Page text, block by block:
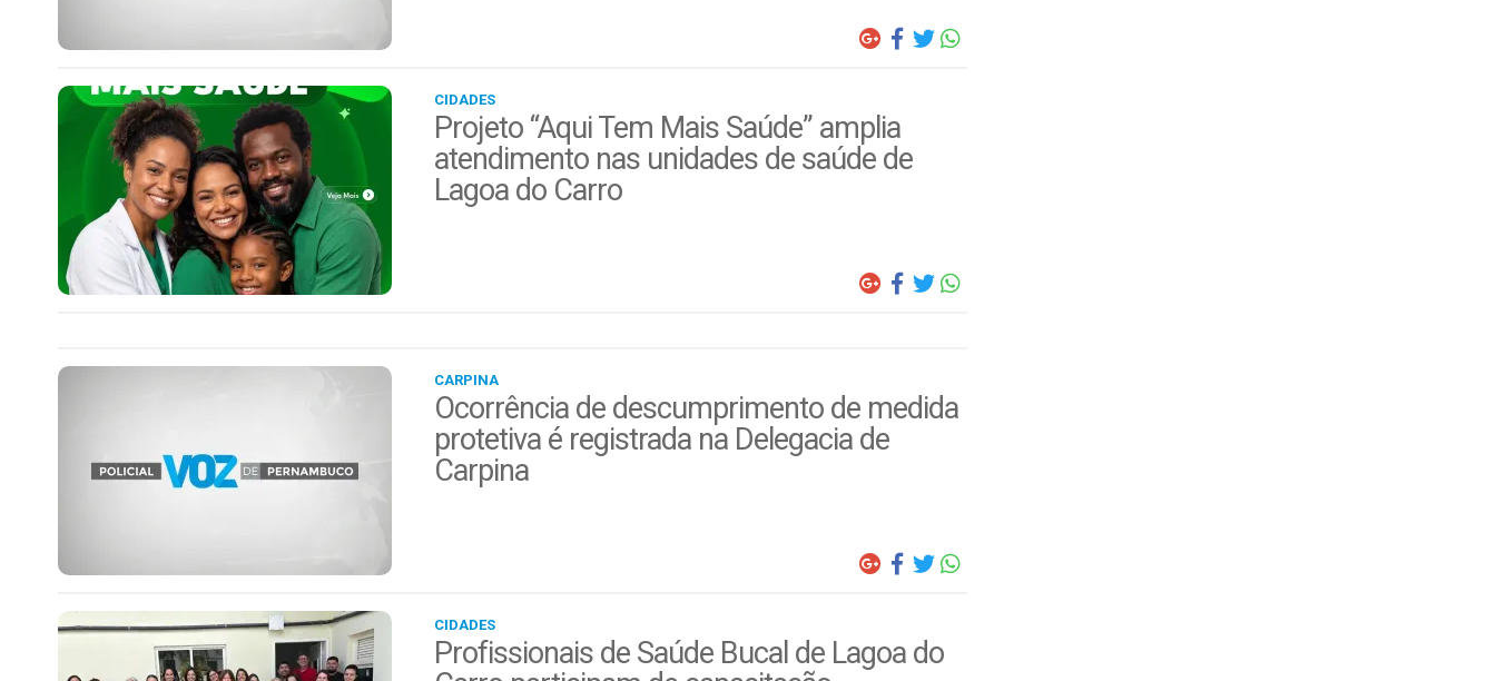
CIDADES
Projeto “Aqui Tem Mais Saúde” amplia
atendimento nas unidades de saúde de
Lagoa do Carro
CARPINA
Ocorrência de descumprimento de medida
protetiva é registrada na Delegacia de
Carpina
CIDADES
Profissionais de Saúde Bucal de Lagoa do